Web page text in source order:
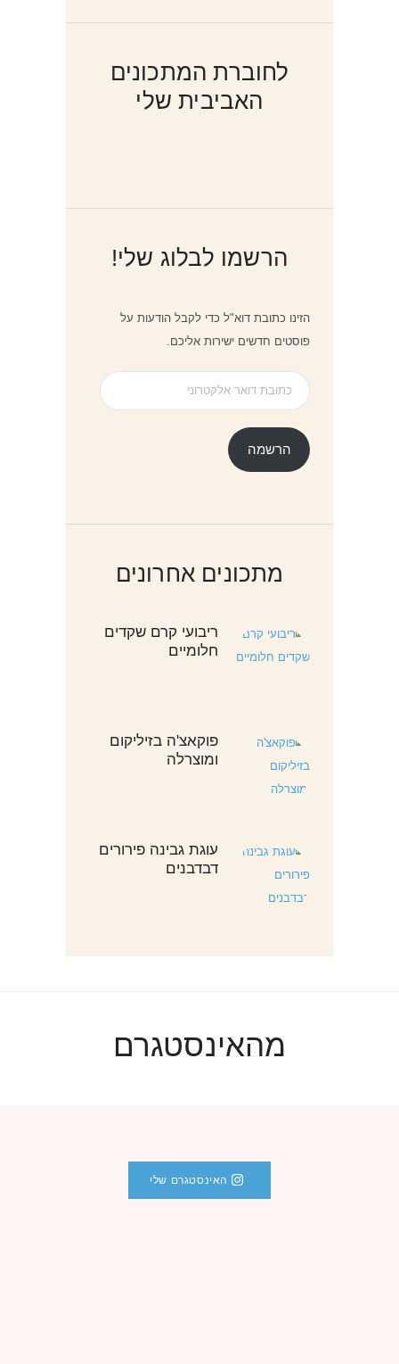
לחוברת המתכונים
האביבית שלי
הרשמו לבלוג שלי!
הזינו כתובת דוא"ל כדי לקבל הודעות על
פוסטים חדשים ישירות אליכם.
כתובת
דואר
אלקטרוני
הרשמה
מתכונים אחרונים
ריבועי קרם שקדים
חלומיים
פוקאצ'ה בזיליקום
ומוצרלה
עוגת גבינה פירורים
דבדבנים
מהאינסטגרם
האינסטגרם שלי